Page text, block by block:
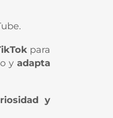
para
y adapta
y